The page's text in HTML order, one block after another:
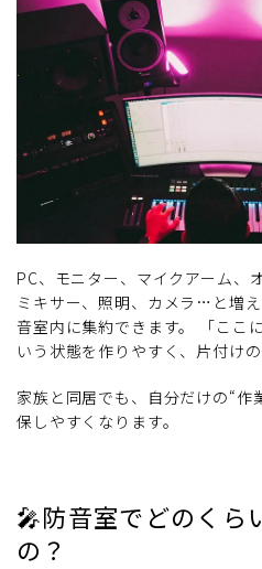
PC、モニター、マイクアーム、
ミキサー、照明、カメラ…と増
音室内に集約できます。 「ここ
いう状態を作りやすく、片付け
家族と同居でも、自分だけの“作
保しやすくなります。
🎤防音室でどのくら
の？